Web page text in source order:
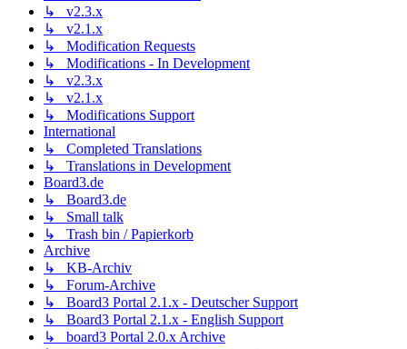
↳ v2.3.x
↳ v2.1.x
↳ Modification Requests
↳ Modifications - In Development
↳ v2.3.x
↳ v2.1.x
↳ Modifications Support
International
↳ Completed Translations
↳ Translations in Development
Board3.de
↳ Board3.de
↳ Small talk
↳ Trash bin / Papierkorb
Archive
↳ KB-Archiv
↳ Forum-Archive
↳ Board3 Portal 2.1.x - Deutscher Support
↳ Board3 Portal 2.1.x - English Support
↳ board3 Portal 2.0.x Archive